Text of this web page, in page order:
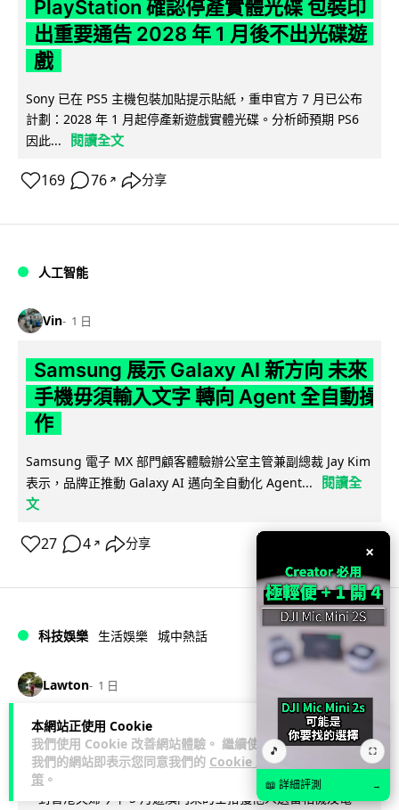
本網站正使用 Cookie
我們使用 Cookie 改善網站體驗。 繼續使用
我們的網站即表示您同意我們的 Cookie 政
策 。
PlayStation 確認停產實體光碟 包裝印
出重要通告 2028 年 1 月後不出光碟遊
戲
Sony 已在 PS5 主機包裝加貼提示貼紙，重申官方 7 月已公布
計劃：2028 年 1 月起停產新遊戲實體光碟。分析師預期 PS6
因此...
閱讀全文
169 76 ↗ 分享
人工智能
Vin 1 日
Samsung 展示 Galaxy AI 新方向 未來
手機毋須輸入文字 轉向 Agent 全自動操
作
Samsung 電子 MX 部門顧客體驗辦公室主管兼副總裁 Jay Kim
表示，品牌正推動 Galaxy AI 邁向全自動化 Agent...
閱讀全
文
27 4 ↗ 分享
科技娛樂 生活娛樂 城中熱話
Lawton 1 日
港夫婦澳門的士拾相機 據為己有被的士
Cam 睇到 2 個月後再入境被捕
一對香港夫婦今年 5 月遊澳門乘的士拾獲他人遺留相機及電
×
🎵 ⛶
📖 詳細評測 →